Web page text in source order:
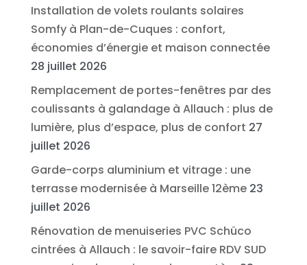
Installation de volets roulants solaires
Somfy à Plan-de-Cuques : confort,
économies d’énergie et maison connectée
28 juillet 2026
Remplacement de portes-fenêtres par des
coulissants à galandage à Allauch : plus de
lumière, plus d’espace, plus de confort 27
juillet 2026
Garde-corps aluminium et vitrage : une
terrasse modernisée à Marseille 12ème 23
juillet 2026
Rénovation de menuiseries PVC Schüco
cintrées à Allauch : le savoir-faire RDV SUD